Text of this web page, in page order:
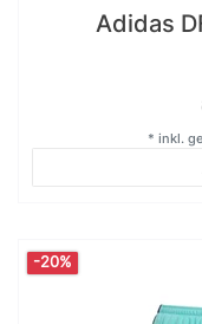
Adidas
* inkl.
-20%